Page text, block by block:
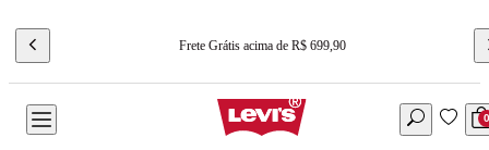
Frete Grátis acima de R$ 699,90
0